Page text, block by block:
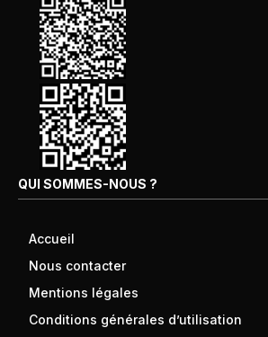
QUI SOMMES-NOUS ?
Accueil
Nous contacter
Mentions légales
Conditions générales d’utilisation